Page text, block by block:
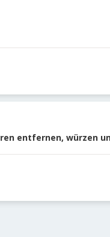
entfernen, würzen